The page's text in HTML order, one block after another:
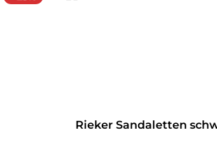
Rieker Sandaletten